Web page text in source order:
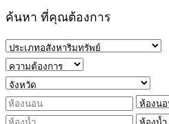
ค้นหา ที่คุณต้องการ